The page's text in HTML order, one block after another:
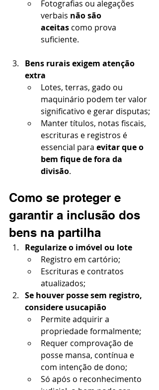
Fotografias ou alegações
verbais não são
aceitas como prova
suficiente.
Bens rurais exigem atenção
extra
Lotes, terras, gado ou
maquinário podem ter valor
significativo e gerar disputas;
Manter títulos, notas fiscais,
escrituras e registros é
essencial para evitar que o
bem fique de fora da
divisão.
Como se proteger e
garantir a inclusão dos
bens na partilha
Regularize o imóvel ou lote
Registro em cartório;
Escrituras e contratos
atualizados;
Se houver posse sem registro,
considere usucapião
Permite adquirir a
propriedade formalmente;
Requer comprovação de
posse mansa, contínua e
com intenção de dono;
Só após o reconhecimento